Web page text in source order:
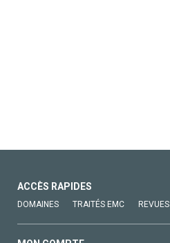
ACCÈS RAPIDES
DOMAINES TRAITÉS EMC REVUES